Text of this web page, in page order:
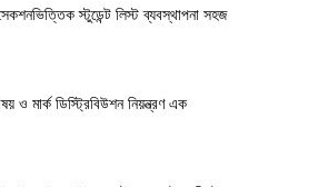
স্টুডেন্ট লিস্ট ব্যবস্থাপনা সহজ
ও মার্ক ডিস্ট্রিবিউশন নিয়ন্ত্রণ এক